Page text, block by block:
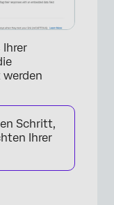
Ihrer
Schritt,
Ihrer